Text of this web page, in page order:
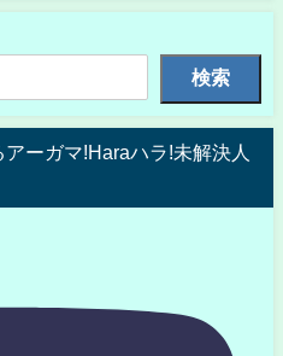
検索
ーガマ!Haraハラ!未解決人